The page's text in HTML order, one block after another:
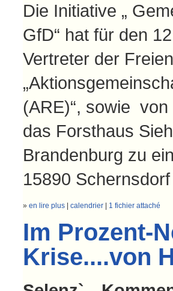
Die Initiative „
GfD“ hat für den
Vertreter der
(ARE)“, sowie von
das Forsthaus
Brandenburg zu
15890
» en lire plus| calendrier| 1 fichier attaché
Im Prozent-
Krise....von